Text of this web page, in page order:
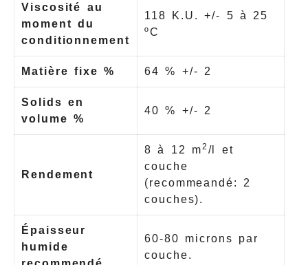
Viscosité au
moment du
conditionnement
118 K.U. +/- 5 à 25
ºC
Matière fixe % 64 % +/- 2
Solids en
volume %
40 % +/- 2
Rendement
8 à 12 m2 /l et
couche
(recommeandé: 2
couches).
Épaisseur
humide
60-80 microns par
couche.